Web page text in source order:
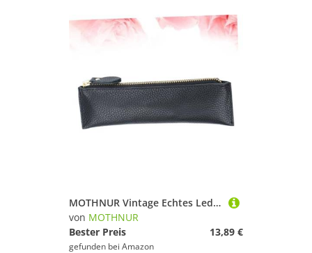
MOTHNUR Vintage Echtes Leder Stiftetui mit Kreativem Design Langlebige Stifttasche für Schule Büro und Handliche Schwarze Federmappe für Füller und Kugelschreiber
von MOTHNUR
Bester Preis
13,89 €
gefunden bei Amazon